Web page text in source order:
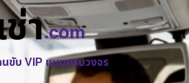
า.com
ขับ VIP แบบครบวงจร